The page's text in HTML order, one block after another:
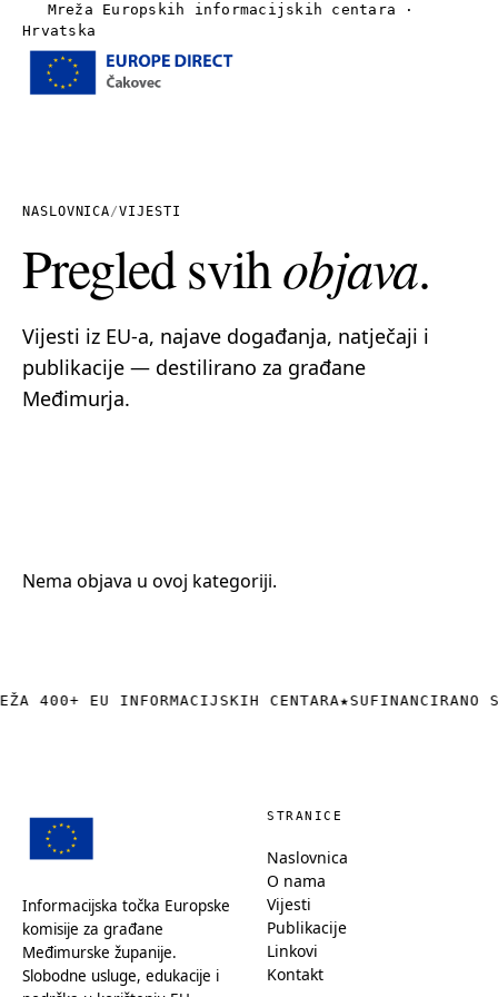
Mreža Europskih informacijskih centara ·
Hrvatska
Vijesti
Linkovi
NASLOVNICA/VIJESTI
Pregled svihobjava.
Vijesti iz EU-a, najave događanja, natječaji i
publikacije — destilirano za građane
Međimurja.
Nema objava u ovoj kategoriji.
400+ EU INFORMACIJSKIH CENTARA★SUFINANCIRANO
Informacijska točka Europske
komisije za građane
Međimurske županije.
Slobodne usluge, edukacije i
STRANICE
Naslovnica
O nama
Vijesti
Publikacije
Linkovi
Kontakt